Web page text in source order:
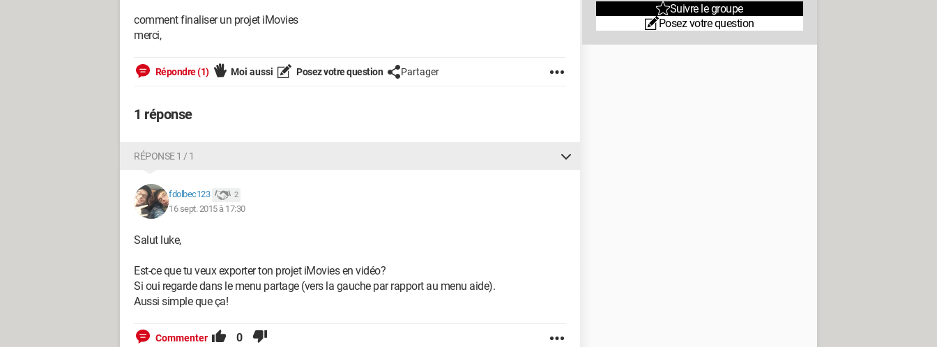
comment finaliser un projet iMovies
merci,
Répondre (1) Moi aussi Posez votre question Partager
1 réponse
RÉPONSE 1 / 1
fdolbec123 2
16 sept. 2015 à 17:30
Salut luke,
Est-ce que tu veux exporter ton projet iMovies en vidéo?
Si oui regarde dans le menu partage (vers la gauche par rapport au menu aide).
Aussi simple que ça!
Commenter 0
Suivre le groupe
Posez votre question